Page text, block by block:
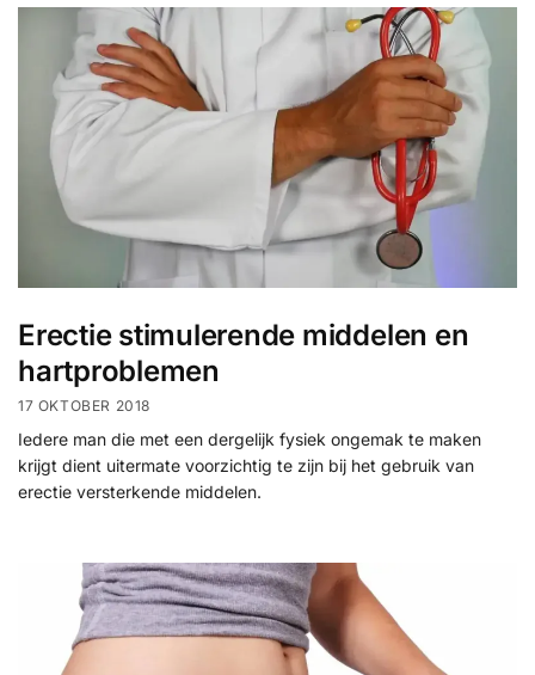
Erectie stimulerende middelen en
hartproblemen
17 OKTOBER 2018
Iedere man die met een dergelijk fysiek ongemak te maken
krijgt dient uitermate voorzichtig te zijn bij het gebruik van
erectie versterkende middelen.